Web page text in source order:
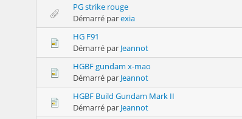
PG strike rouge
Démarré parexia
HG F91
Démarré par Jeannot
HGBF gundam x-mao
Démarré par Jeannot
HGBF Build Gundam Mark II
Démarré par Jeannot